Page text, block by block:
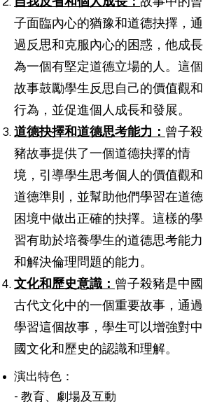
子面臨內心的猶豫和道德抉擇，通
過反思和克服內心的困惑，他成長
為一個有堅定道德立場的人。這個
故事鼓勵學生反思自己的價值觀和
行為，並促進個人成長和發展。
道德抉擇和道德思考能力： 曾子殺
豬故事提供了一個道德抉擇的情
境，引導學生思考個人的價值觀和
道德準則，並幫助他們學習在道德
困境中做出正確的抉擇。這樣的學
習有助於培養學生的道德思考能力
和解決倫理問題的能力。
文化和歷史意識： 曾子殺豬是中國
古代文化中的一個重要故事，通過
學習這個故事，學生可以增強對中
國文化和歷史的認識和理解。
演出特色：
​- 教育、劇場及互動